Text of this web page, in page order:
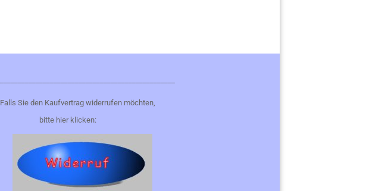
Falls Sie den Kaufvertrag widerrufen möchten,
bitte hier klicken: